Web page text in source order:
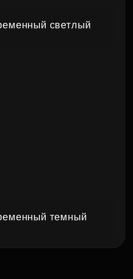
светлый
темный